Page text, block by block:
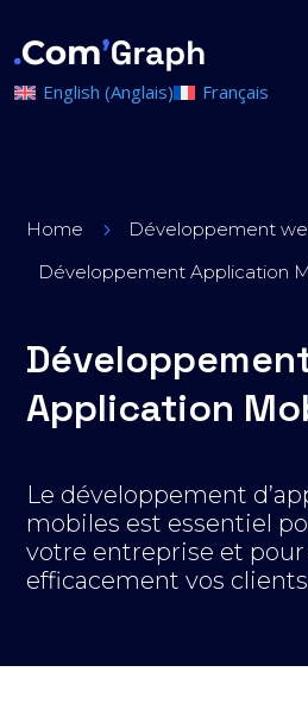
English (Anglais) Français
Home 5 Développement
Développement Application
Application
Le développement
mobiles est essentiel
votre entreprise et
efficacement vos